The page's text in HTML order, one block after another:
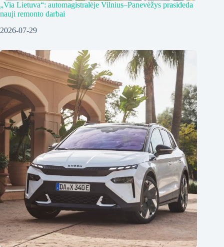
„Via Lietuva“: automagistralėje Vilnius–Panevėžys prasideda
nauji remonto darbai
2026-07-29